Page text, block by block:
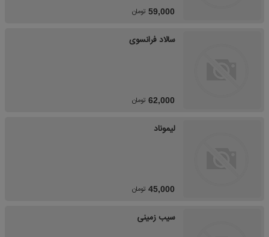
59,000 تومان
سالاد فرانسوی
62,000 تومان
لیموناد
45,000 تومان
سیب زمینی